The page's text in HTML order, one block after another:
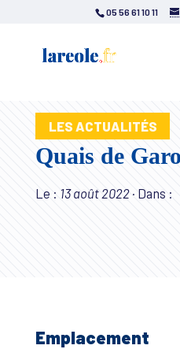
05 56 61 10 11
LES ACTUALITÉS
Quais de
Le : 13 août 2022· Dans :
Emplacement